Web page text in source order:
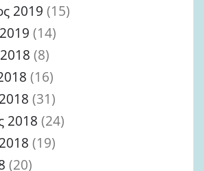
2019 (15)
(14)
(8)
(16)
(31)
2018 (24)
(19)
(20)